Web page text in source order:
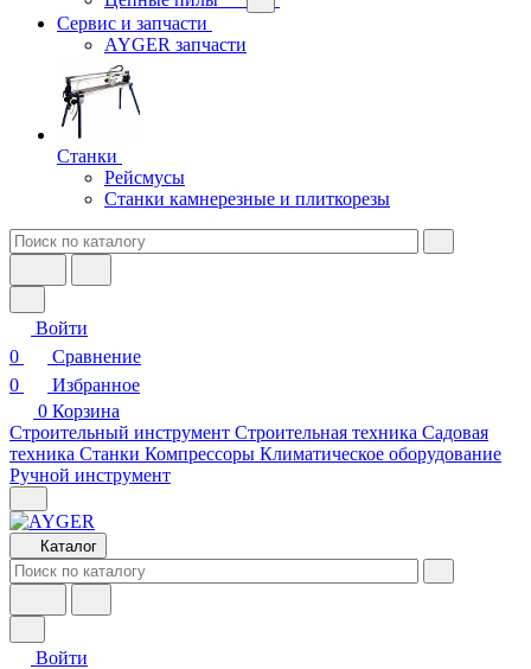
Сервис и запчасти
AYGER запчасти
Станки
Рейсмусы
Станки камнерезные и плиткорезы
Войти
0
Сравнение
0
Избранное
0 Корзина
Строительный инструмент Строительная техника Садовая
техника Станки Компрессоры Климатическое оборудование
Ручной инструмент
Каталог
Войти